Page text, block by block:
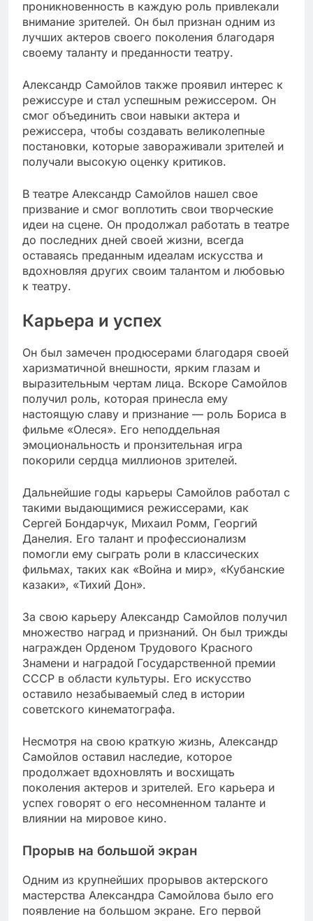
проникновенность в каждую роль привлекали
внимание зрителей. Он был признан одним из
лучших актеров своего поколения благодаря
своему таланту и преданности театру.
Александр Самойлов также проявил интерес к
режиссуре и стал успешным режиссером. Он
смог объединить свои навыки актера и
режиссера, чтобы создавать великолепные
постановки, которые завораживали зрителей и
получали высокую оценку критиков.
В театре Александр Самойлов нашел свое
призвание и смог воплотить свои творческие
идеи на сцене. Он продолжал работать в театре
до последних дней своей жизни, всегда
оставаясь преданным идеалам искусства и
вдохновляя других своим талантом и любовью
к театру.
Карьера и успех
Он был замечен продюсерами благодаря своей
харизматичной внешности, ярким глазам и
выразительным чертам лица. Вскоре Самойлов
получил роль, которая принесла ему
настоящую славу и признание — роль Бориса в
фильме «Олеся». Его неподдельная
эмоциональность и пронзительная игра
покорили сердца миллионов зрителей.
Дальнейшие годы карьеры Самойлов работал с
такими выдающимися режиссерами, как
Сергей Бондарчук, Михаил Ромм, Георгий
Данелия. Его талант и профессионализм
помогли ему сыграть роли в классических
фильмах, таких как «Война и мир», «Кубанские
казаки», «Тихий Дон».
За свою карьеру Александр Самойлов получил
множество наград и признаний. Он был трижды
награжден Орденом Трудового Красного
Знамени и наградой Государственной премии
СССР в области культуры. Его искусство
оставило незабываемый след в истории
советского кинематографа.
Несмотря на свою краткую жизнь, Александр
Самойлов оставил наследие, которое
продолжает вдохновлять и восхищать
поколения актеров и зрителей. Его карьера и
успех говорят о его несомненном таланте и
влиянии на мировое кино.
Прорыв на большой экран
Одним из крупнейших прорывов актерского
мастерства Александра Самойлова было его
появление на большом экране. Его первой